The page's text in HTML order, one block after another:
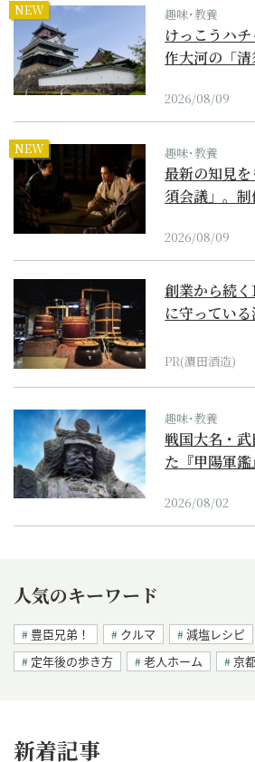
NEW 趣味･教養
けっこうハ
作大河の「
2026/08/09
NEW 趣味･教養
最新の知見
須会議」。
2026/08/09
創業から続
に守ってい
PR(濵田酒造)
趣味･教養
戦国大名・
た『甲陽軍
2026/08/02
人気のキーワード
豊臣兄弟！ クルマ 減塩レシピ
定年後の歩き方
老人ホーム 京
新着記事